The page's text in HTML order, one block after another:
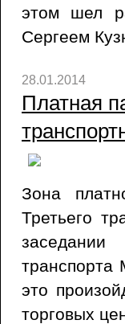
этом шел
Сергеем
28.01.2014
Платная
Зона
Третьего
транспорта
это
торговых